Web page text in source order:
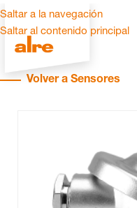
Saltar a la navegación
Saltar al contenido principal
Volver a Sensores